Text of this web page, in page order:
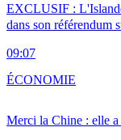
EXCLUSIF :
dans son référendum
09:07
Merci la Chine : elle a
ÉCONOMIE